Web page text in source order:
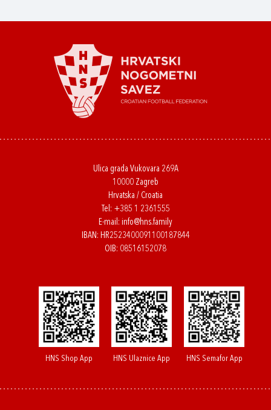
Ulica grada Vukovara 269A
10000 Zagreb
Hrvatska / Croatia
Tel: +385 1 2361555
E-mail: info@hns.family
IBAN: HR2523400091100187844
OIB: 08516152078
HNS Shop App HNS Ulaznice App HNS Semafor App